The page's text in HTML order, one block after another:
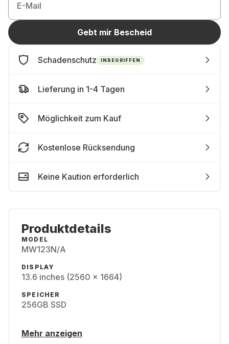
E-Mail
Gebt mir Bescheid
Schadenschutz INBEGRIFFEN
Lieferung in 1-4 Tagen
Möglichkeit zum Kauf
Kostenlose Rücksendung
Keine Kaution erforderlich
Produktdetails
MODEL
MW123N/A
DISPLAY
13.6 inches (2560 x 1664)
SPEICHER
256GB SSD
Mehr anzeigen